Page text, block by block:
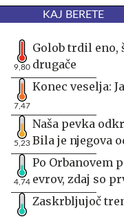
KAJ BERETE
9,80
Golob trdil
drugače
7,47
Konec veselja:
5,23
Naša pevka
Bila je njegova
4,74
Po Orbanovem
evrov, zdaj so
Zaskrbljujoč